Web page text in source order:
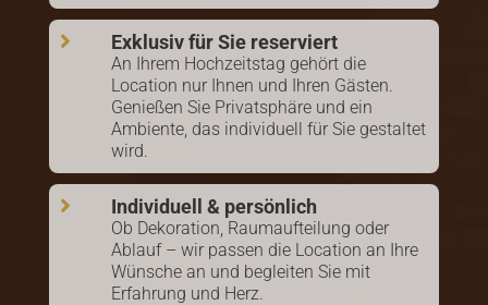
 Exklusiv für Sie reserviert
An Ihrem Hochzeitstag gehört die
Location nur Ihnen und Ihren Gästen.
Genießen Sie Privatsphäre und ein
Ambiente, das individuell für Sie gestaltet
wird.
 Individuell & persönlich
Ob Dekoration, Raumaufteilung oder
Ablauf – wir passen die Location an Ihre
Wünsche an und begleiten Sie mit
Erfahrung und Herz.